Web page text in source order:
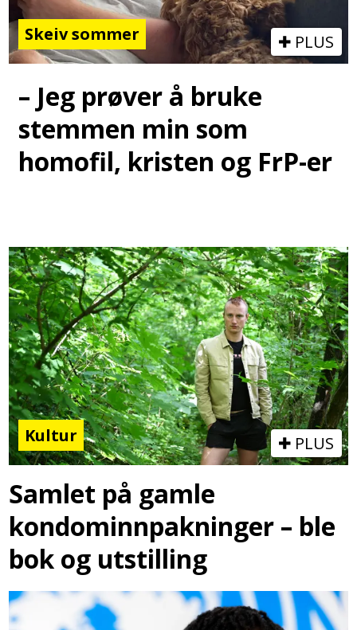
Skeiv sommer PLUS
– Jeg prøver å bruke
stemmen min som
homofil, kristen og FrP-er
Kultur PLUS
Samlet på gamle
kondominnpakninger – ble
bok og utstilling